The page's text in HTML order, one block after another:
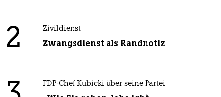
2 Zivildienst
Zwangsdienst als Randnotiz
FDP-Chef Kubicki über seine Partei